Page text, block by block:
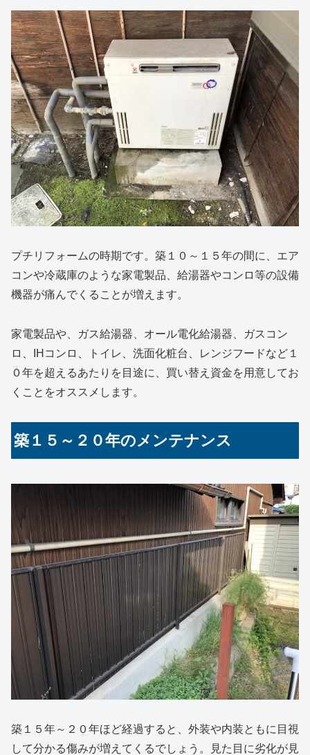
プチリフォームの時期です。 築 １０～ １５年の間に、 エア
コンや冷蔵庫のような家電製品、給湯器やコンロ等の設備
機器が痛んでくることが増えます。
家電製品や、 ガス給湯器、オール電化給湯器、ガスコン
ロ、IHコンロ、トイレ、洗面化粧台、レンジフードなど１
０年を超えるあたりを目途に、 買い替え資金を用意してお
くことをオススメします。
築１５～２０年のメンテナンス
築１５年～２０年ほど経過すると、外装や内装ともに目視
して分かる傷みが増えてくるでしょう。
見た目に劣化が見